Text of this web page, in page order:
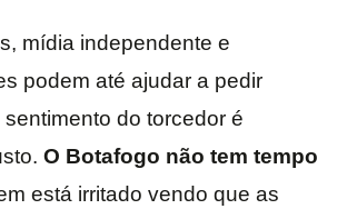
mídia independente e
podem até ajudar a pedir
do torcedor é
O Botafogo não tem tempo
está irritado vendo que as